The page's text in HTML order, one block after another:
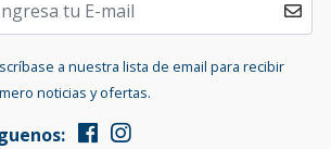
a nuestra lista de email para recibir
noticias y ofertas.